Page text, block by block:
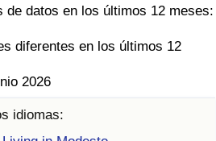
de datos en los últimos 12 meses:
diferentes en los últimos 12
2026
idiomas: